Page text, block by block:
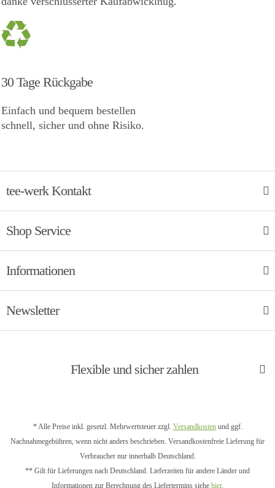
30 Tage Rückgabe
Einfach und bequem bestellen
schnell, sicher und ohne Risiko.
tee-werk Kontakt
Shop Service
Informationen
Newsletter
Flexible und sicher zahlen
* Alle Preise inkl. gesetzl. Mehrwertsteuer zzgl. Versandkostenund ggf.
Nachnahmegebühren, wenn nicht anders beschrieben. Versandkostenfreie Lieferung für
Verbraucher nur innerhalb Deutschland.
** Gilt für Lieferungen nach Deutschland. Lieferzeiten für andere Länder und
Informationen zur Berechnung des Liefertermins siehe hier.